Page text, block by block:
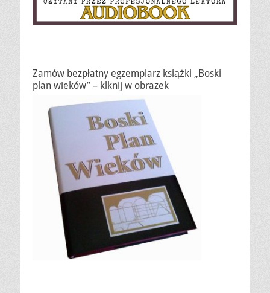
Zamów bezpłatny egzemplarz książki „Boski
plan wieków” – klknij w obrazek